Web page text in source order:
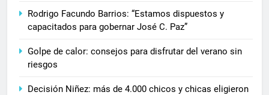
Rodrigo Facundo Barrios: “Estamos dispuestos y
capacitados para gobernar José C. Paz”
Golpe de calor: consejos para disfrutar del verano sin
riesgos
Decisión Niñez: más de 4.000 chicos y chicas eligieron